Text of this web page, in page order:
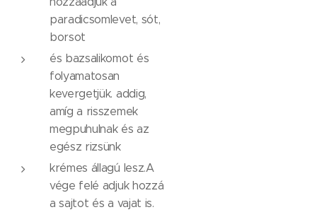
paradicsomlevet, sót,
borsot
és bazsalikomot és
folyamatosan
kevergetjük. addig,
amíg a risszemek
megpuhulnak és az
egész rizsünk
krémes állagú lesz.A
vége felé adjuk hozzá
a sajtot és a vajat is.